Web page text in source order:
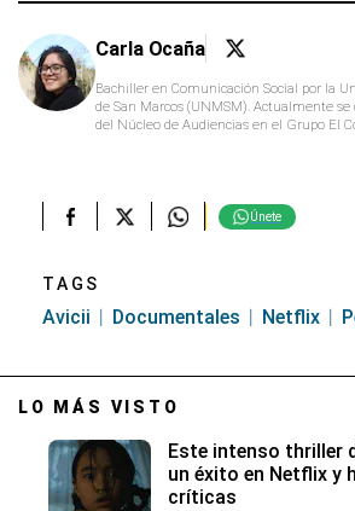
Carla Ocaña
Bachiller en Comunicación Social por la
de San Marcos (UNMSM). Actualmente
del Núcleo de Audiencias en el Grupo El
Únete
TAGS
Avicii Documentales Netflix
LO MÁS VISTO
Este intenso thriller
un éxito en Netflix y
críticas